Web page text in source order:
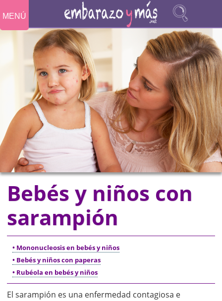
MENÚ
Bebés y niños con
sarampión
• Mononucleosis en bebés y niños
• Bebés y niños con paperas
• Rubéola en bebés y niños
El sarampión es una enfermedad contagiosa e